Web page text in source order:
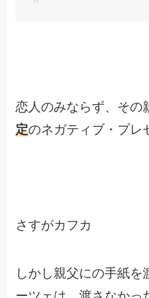
恋人のみならず、その
定のネガティブ・プレ
さすがカフカ
しかし親父にの手紙を